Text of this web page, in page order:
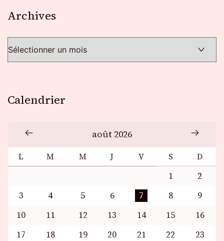
Archives
Calendrier
août 2026
L M M J V S D
1
2
3
4 5 6 7 8
9
10
11 12 13 14 15
16
17
18 19 20 21 22
23